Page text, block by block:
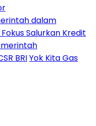
dalam
Salurkan Kredit
BRIYok Kita Gas